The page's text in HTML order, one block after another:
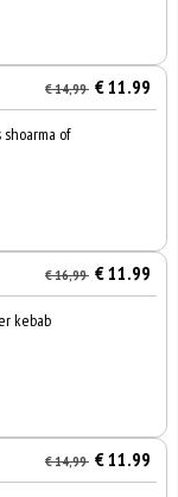
€ 14,99 € 11.99
of
€ 16,99 € 11.99
kebab
€ 14,99 € 11.99